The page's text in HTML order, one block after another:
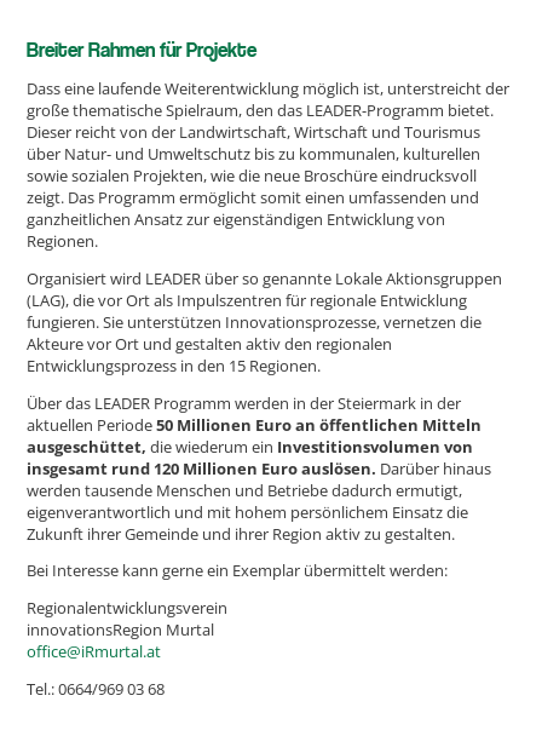
Breiter Rahmen für Projekte
Dass eine laufende Weiterentwicklung möglich ist, unterstreicht der
große thematische Spielraum, den das LEADER-Programm bietet.
Dieser reicht von der Landwirtschaft, Wirtschaft und Tourismus
über Natur- und Umweltschutz bis zu kommunalen, kulturellen
sowie sozialen Projekten, wie die neue Broschüre eindrucksvoll
zeigt. Das Programm ermöglicht somit einen umfassenden und
ganzheitlichen Ansatz zur eigenständigen Entwicklung von
Regionen.
Organisiert wird LEADER über so genannte Lokale Aktionsgruppen
(LAG), die vor Ort als Impulszentren für regionale Entwicklung
fungieren. Sie unterstützen Innovationsprozesse, vernetzen die
Akteure vor Ort und gestalten aktiv den regionalen
Entwicklungsprozess in den 15 Regionen.
Über das LEADER Programm werden in der Steiermark in der
aktuellen Periode50 Millionen Euro an öffentlichen Mitteln
ausgeschüttet, die wiederum ein Investitionsvolumen von
insgesamt rund 120 Millionen Euro auslösen. Darüber hinaus
werden tausende Menschen und Betriebe dadurch ermutigt,
eigenverantwortlich und mit hohem persönlichem Einsatz die
Zukunft ihrer Gemeinde und ihrer Region aktiv zu gestalten.
Bei Interesse kann gerne ein Exemplar übermittelt werden:
Regionalentwicklungsverein
innovationsRegion Murtal
office@iRmurtal.at
Tel.: 0664/969 03 68